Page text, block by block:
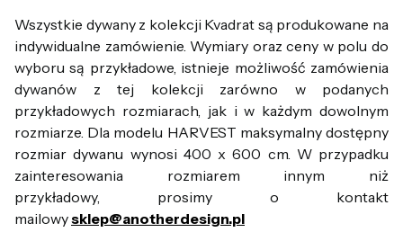
Wszystkie dywany z kolekcji Kvadrat są produkowane na
indywidualne zamówienie. Wymiary oraz ceny w polu do
wyboru są przykładowe, istnieje możliwość zamówienia
dywanów z tej kolekcji zarówno w podanych
przykładowych rozmiarach, jak i w każdym dowolnym
rozmiarze. Dla modelu HARVEST maksymalny dostępny
rozmiar dywanu wynosi 400 x 600 cm. W przypadku
zainteresowania rozmiarem innym niż
przykładowy, prosimy o kontakt
mailowysklep@anotherdesign.pl